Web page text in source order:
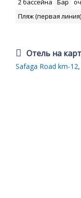
2 бассейна Бар
Пляж (первая линия)
Отель на
Safaga Road km-